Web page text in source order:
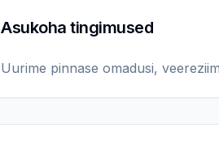
Asukoha tingimused
Uurime pinnase omadusi,